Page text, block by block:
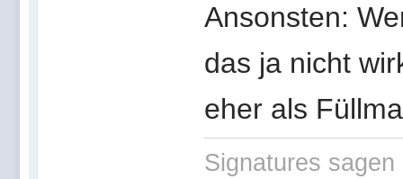
Ansonsten:
das ja nicht
eher als
Signatures